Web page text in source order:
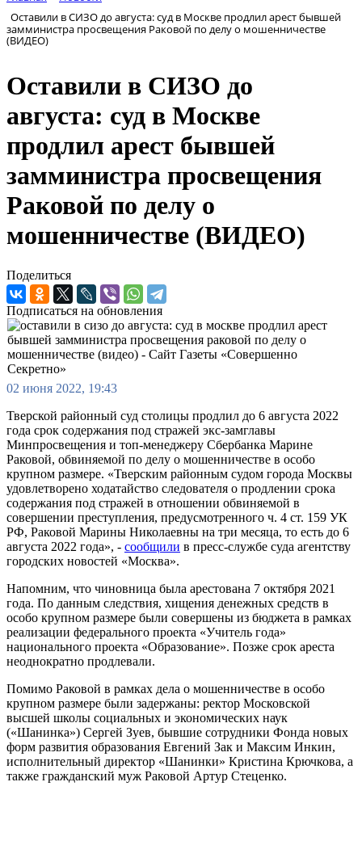
Оставили в СИЗО до августа: суд в Москве продлил арест бывшей
замминистра просвещения Раковой по делу о мошенничестве
(ВИДЕО)
Оставили в СИЗО до
августа: суд в Москве
продлил арест бывшей
замминистра просвещения
Раковой по делу о
мошенничестве (ВИДЕО)
Поделиться
Подписаться на обновления
02 июня 2022, 19:43
Тверской районный суд столицы продлил до 6 августа 2022
года срок содержания под стражей экс-замглавы
Минпросвещения и топ-менеджеру Сбербанка Марине
Раковой, обвиняемой по делу о мошенничестве в особо
крупном размере. «Тверским районным судом города Москвы
удовлетворено ходатайство следователя о продлении срока
содержания под стражей в отношении обвиняемой в
совершении преступления, предусмотренного ч. 4 ст. 159 УК
РФ, Раковой Марины Николаевны на три месяца, то есть до 6
августа 2022 года», - сообщили в пресс-службе суда агентству
городских новостей «Москва».
Напомним, что чиновница была арестована 7 октября 2021
года. По данным следствия, хищения денежных средств в
особо крупном размере были совершены из бюджета в рамках
реализации федерального проекта «Учитель года»
национального проекта «Образование». Позже срок ареста
неоднократно продлевали.
Помимо Раковой в рамках дела о мошенничестве в особо
крупном размере были задержаны: ректор Московской
высшей школы социальных и экономических наук
(«Шанинка») Сергей Зуев, бывшие сотрудники Фонда новых
форм развития образования Евгений Зак и Максим Инкин,
исполнительный директор «Шанинки» Кристина Крючкова, а
также гражданский муж Раковой Артур Стеценко.